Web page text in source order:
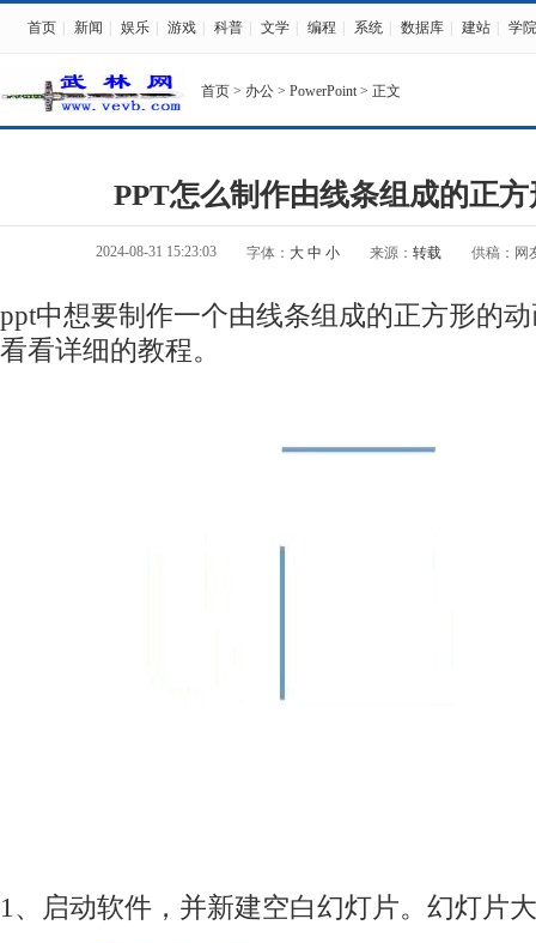
首页 新闻 娱乐 游戏 科普 文学 编程 系统 数据库 建站 学院
首页 > 办公 > PowerPoint > 正文
PPT怎么制作由线条组成的正
2024-08-31 15:23:03 字体： 大 中 小 来源： 转载 供稿：网
ppt中想要制作一个由线条组成的正方形的
看看详细的教程。
1、启动软件，并新建空白幻灯片。幻灯片